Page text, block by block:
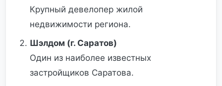
Крупный девелопер жилой
недвижимости региона.
Шэлдом (г. Саратов)
Один из наиболее известных
застройщиков Саратова.